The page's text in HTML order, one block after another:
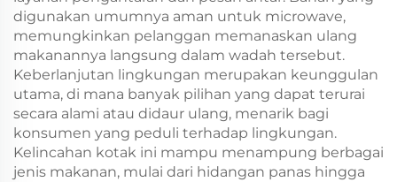
digunakan umumnya aman untuk microwave,
memungkinkan pelanggan memanaskan ulang
makanannya langsung dalam wadah tersebut.
Keberlanjutan lingkungan merupakan keunggulan
utama, di mana banyak pilihan yang dapat terurai
secara alami atau didaur ulang, menarik bagi
konsumen yang peduli terhadap lingkungan.
Kelincahan kotak ini mampu menampung berbagai
jenis makanan, mulai dari hidangan panas hingga